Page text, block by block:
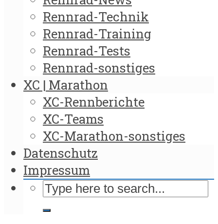
Rennrad-Technik
Rennrad-Training
Rennrad-Tests
Rennrad-sonstiges
XC | Marathon
XC-Rennberichte
XC-Teams
XC-Marathon-sonstiges
Datenschutz
Impressum